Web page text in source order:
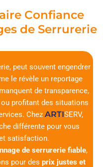
Confiance
de Serrurerie
peut souvent engendrer
le révèle un reportage
de transparence,
profitant des situations
Chez ARTISERV,
différente pour vous
satisfaction.
de serrurerie fiable,
pour des prix justes et